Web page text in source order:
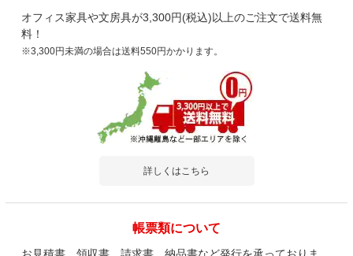
オフィス家具や文房具が3,300円(税込)以上のご注文で送料無
料！
※3,300円未満の場合は送料550円かかります。
詳しくはこちら
帳票類について